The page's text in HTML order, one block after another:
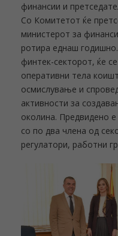
финансии и
Со Комитетот ќе
министерот за
ротира еднаш
финтек-секторот, ќе
оперативни тела
осмислување и
активности за
околина. Предвидено
со по два члена од
регулатори, работни